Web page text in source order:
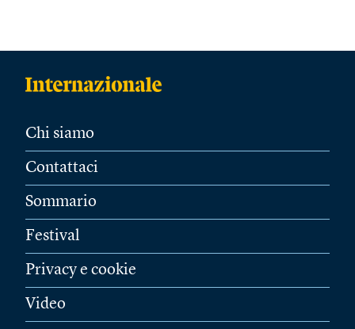
Chi siamo
Contattaci
Sommario
Festival
Privacy e cookie
Video